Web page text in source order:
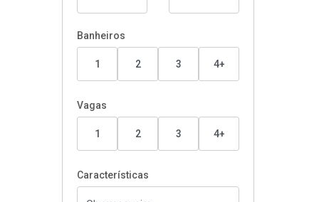
Banheiros
1 2 3 4+
Vagas
1 2 3 4+
Características